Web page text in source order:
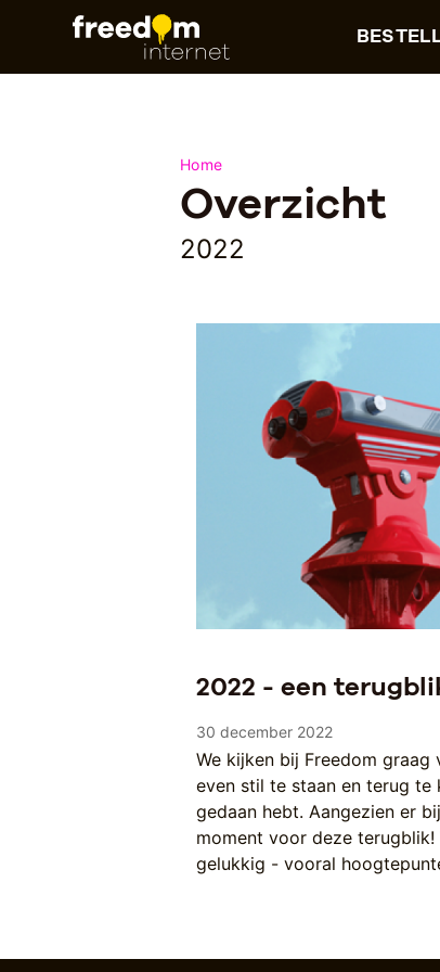
Home
Overzicht
2022
2022 - een
30 december 2022
We kijken bij Freedom
even stil te staan en terug te
gedaan hebt. Aangezien er
moment voor deze
gelukkig - vooral